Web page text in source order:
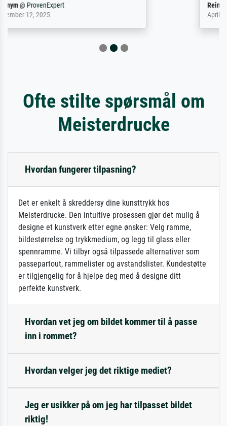
Reinhold,
April 22, 2026
Ofte stilte spørsmål om
Meisterdrucke
Hvordan fungerer tilpasning?
Det er enkelt å skreddersy dine kunsttrykk hos
Meisterdrucke. Den intuitive prosessen gjør det mulig å
designe et kunstverk etter egne ønsker: Velg ramme,
bildestørrelse og trykkmedium, og legg til glass eller
spennramme. Vi tilbyr også tilpassede alternativer som
passepartout, rammelister og avstandslister. Kundestøtte
er tilgjengelig for å hjelpe deg med å designe ditt
perfekte kunstverk.
Hvordan vet jeg om bildet kommer til å passe
inn i rommet?
Hvordan velger jeg det riktige mediet?
Jeg er usikker på om jeg har tilpasset bildet
riktig!